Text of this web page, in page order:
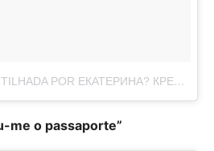
UMA PUBLICAÇÃO PARTILHADA POR ЕКАТЕРИНА? КРЕМЛЯКОВА (@KATEKREM_)
me o passaporte”